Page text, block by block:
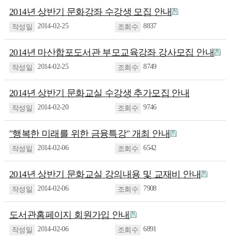
2014년 상반기 문화강좌 수강생 모집 안내
2014-02-25 8837
2014년 마산합포도서관 부모교육강좌 강사모집 안내
2014-02-25 8749
2014년 상반기 문화교실 수강생 추가모집 안내
2014-02-20 9746
"행복한 미래를 위한 금융특강" 개최 안내
2014-02-06 6542
2014년 상반기 문화교실 강의내용 및 교재비 안내
2014-02-06 7908
도서관홈페이지 회원가입 안내
2014-02-06 6891